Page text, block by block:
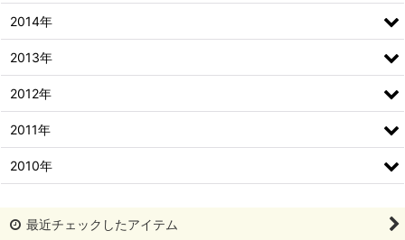
2014年
2013年
2012年
2011年
2010年
最近チェックしたアイテム